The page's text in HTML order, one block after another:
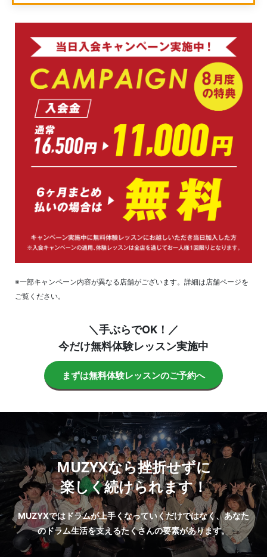
※一部キャンペーン内容が異なる店舗がございます。詳細は店舗ページを
ご覧ください。
＼手ぶらでOK！／
今だけ無料体験レッスン実施中
まずは無料体験レッスンのご予約へ
MUZYXなら挫折せずに
楽しく続けられます！
MUZYXではドラムが上手くなっていくだけではなく、あなた
のドラム生活を支えるたくさんの要素があります。